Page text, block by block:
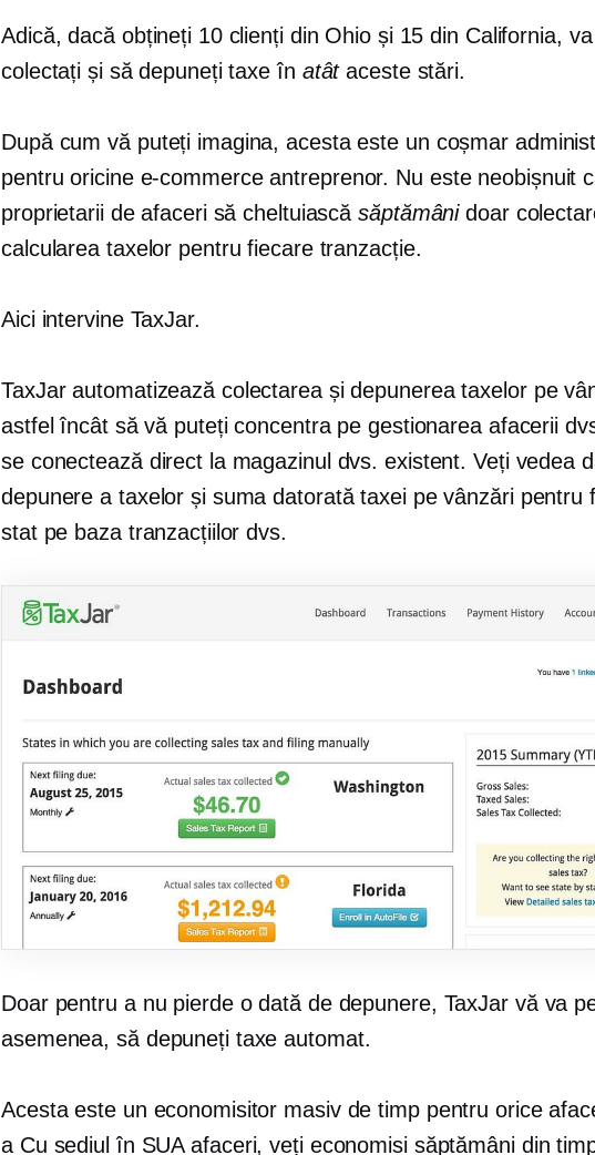
Adică, dacă obțineți 10 clienți din Ohio și 15 din California,
colectați și să depuneți taxe în atâtaceste stări.
După cum vă puteți imagina, acesta este un coșmar
pentru oricine e-commerceantreprenor. Nu este neobișnuit
proprietarii de afaceri să cheltuiascăsăptămânidoar
calcularea taxelor pentru fiecare tranzacție.
Aici intervine TaxJar.
TaxJar automatizează colectarea și depunerea taxelor pe
astfel încât să vă puteți concentra pe gestionarea afacerii
se conectează direct la magazinul dvs. existent. Veți vedea
depunere a taxelor și suma datorată taxei pe vânzări pentru
stat pe baza tranzacțiilor dvs.
Doar pentru a nu pierde o dată de depunere, TaxJar vă va
asemenea, să depuneți taxe automat.
Acesta este un economisitor masiv de timp pentru orice
a Cu sediul în SUAafaceri, veți economisi săptămâni din